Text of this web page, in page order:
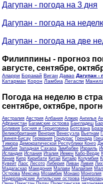
Дагупан - погода на 3 дня
Дагупан - погода на
Дагупан - погода на две
Филиппины - прогноз
августе, сентябре,
Апарри Боракай Виган Давао Дагупан -
Катарман Корон Ламбиа Легаспи
Погода на неделю в
сентябре, октябре,
Австралия Австрия Албания Алжир Ангилья
Афганистан Багамские острова Бангладеш
Боливия Босния и Герцеговина Ботсвана
Великобритания Венгрия Венесуэла Вьетнам
Гвинея-Бисау Германия Гондурас Гренада
Тимора Демократической Республики Конго
Замбия Западная Сахара Зимбабве Израиль
Исландия Испания Италия Йемен Кабо-Верде
Кения Кипр Кирибати Китай Китайр Колумбия
Кувейт Лаос Лесото Либерия Ливан Ливия
Мадагаскар Македония Малави Малайзия
Острова Мексика Мозамбик Монако Монголия
Нидерландские Антильские острова